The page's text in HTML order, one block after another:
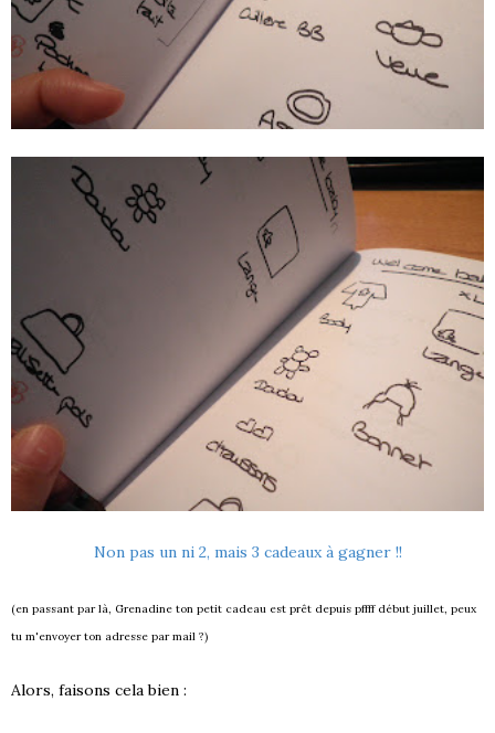
Non pas un ni 2, mais 3 cadeaux à gagner !!
(en passant par là, Grenadine ton petit cadeau est prêt depuis pffff début juillet, peux
tu m'envoyer ton adresse par mail ?)
Alors, faisons cela bien :